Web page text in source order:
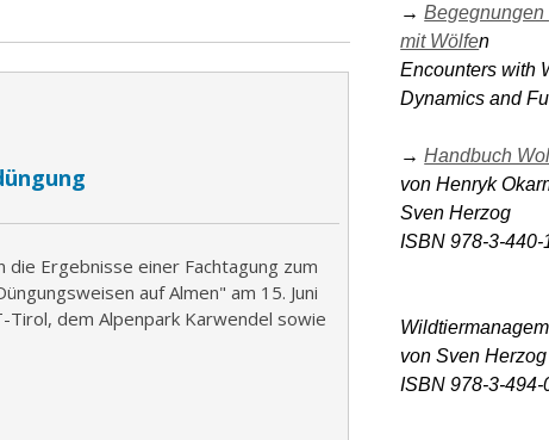
Ergebnisse einer Fachtagung zum
auf Almen" am 15. Juni
dem Alpenpark Karwendel sowie
→ Begegnungen
mit Wölfen
Encounters with
Dynamics and
→ Handbuch
von Henryk
Sven Herzog
von Sven Herzog
ISBN 978-3-494-